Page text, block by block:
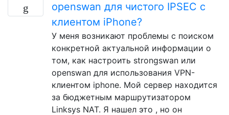
openswan для чистого IPSEC с
клиентом iPhone?
У меня возникают проблемы с поиском
конкретной актуальной информации о
том, как настроить strongswan или
openswan для использования VPN-
клиентом iphone. Мой сервер находится
за бюджетным маршрутизатором
Linksys NAT. Я нашел это , но он